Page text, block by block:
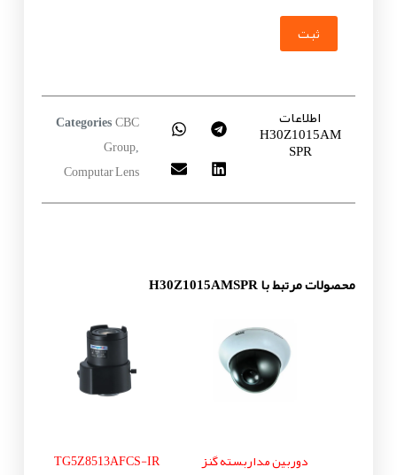
ثبت
اطلاعات
H30Z1015AM
SPR
Categories CBC
Group,
Computar Lens
محصولات مرتبط با H30Z1015AMSPR
دوربین مداربسته گنز
TG5Z8513AFCS-IR